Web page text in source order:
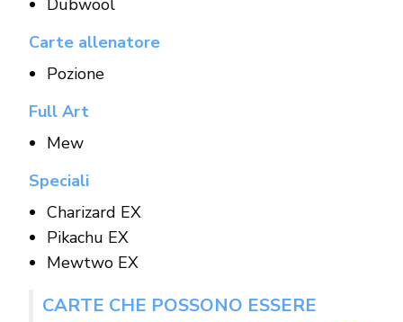
Dubwool
Carte allenatore
Pozione
Full Art
Mew
Speciali
Charizard EX
Pikachu EX
Mewtwo EX
CARTE CHE POSSONO ESSERE